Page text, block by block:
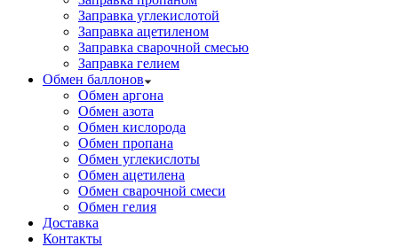
Заправка углекислотой
Заправка ацетиленом
Заправка сварочной смесью
Заправка гелием
Обмен баллонов
Обмен аргона
Обмен азота
Обмен кислорода
Обмен пропана
Обмен углекислоты
Обмен ацетилена
Обмен сварочной смеси
Обмен гелия
Доставка
Контакты